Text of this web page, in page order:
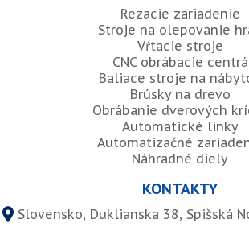
Rezacie zariadenie
Stroje na olepovanie
Vŕtacie stroje
CNC obrábacie centrá
Baliace stroje na
Brúsky na drevo
Obrábanie dverových
Automatické linky
Automatizačné
Náhradné diely
KONTAKTY
Slovensko, Duklianska 38, Spišská